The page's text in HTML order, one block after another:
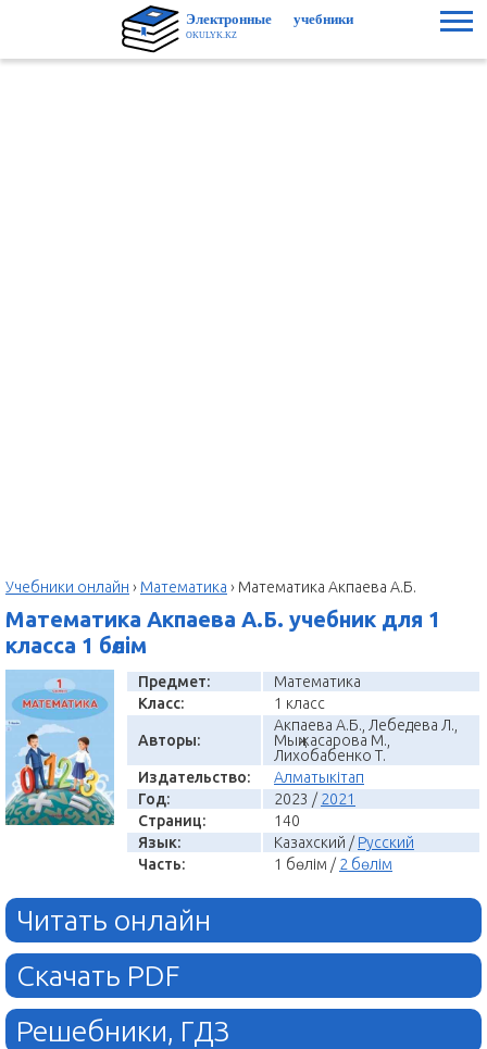
Учебники онлайн › Математика › Математика Акпаева А.Б.
Математика Акпаева А.Б. учебник для 1
класса 1 бөлім
Предмет:
Математика
Класс:
1 класс
Авторы:
Акпаева А.Б., Лебедева Л.,
Мыңжасарова М.,
Лихобабенко Т.
Издательство:
Алматыкітап
Год:
2023 / 2021
Страниц:
140
Язык:
Казахский / Русский
Часть:
1 бөлім / 2 бөлім
Читать онлайн
Скачать PDF
Решебники, ГДЗ